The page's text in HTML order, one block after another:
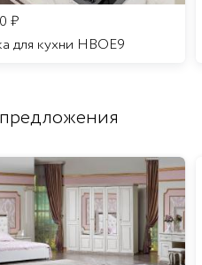
₽
для кухни HBOE9